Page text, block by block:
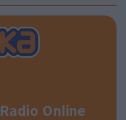
Radio Online